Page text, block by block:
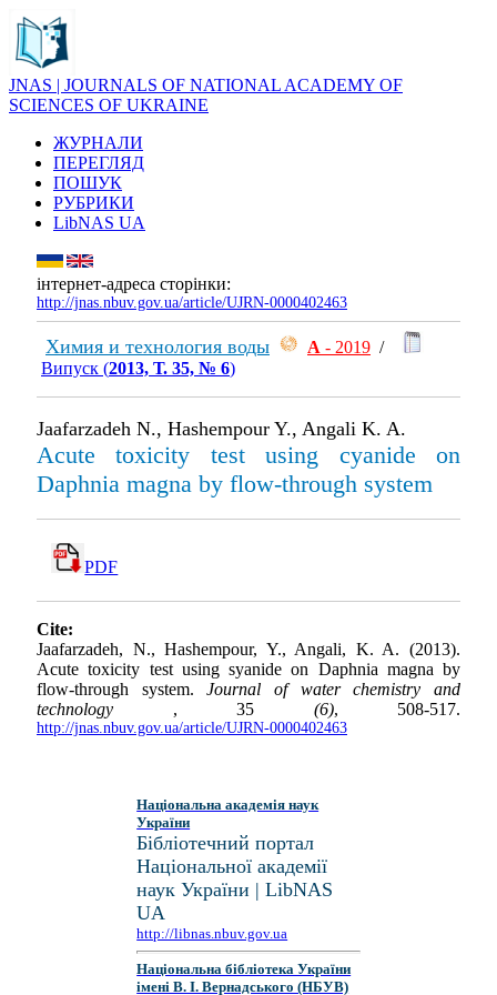
JNAS | JOURNALS OF NATIONAL ACADEMY OF
SCIENCES OF UKRAINE
ЖУРНАЛИ
ПЕРЕГЛЯД
ПОШУК
РУБРИКИ
LibNAS UA
інтернет-адреса сторінки:
http://jnas.nbuv.gov.ua/article/UJRN-0000402463
Химия и технология воды А - 2019 /
Випуск (2013, Т. 35, № 6)
Jaafarzadeh N., Hashempour Y., Angali K. A.
Acute toxicity test using сyanide on
Daphnia magna by flow-through system
PDF
Cite:
Jaafarzadeh, N., Hashempour, Y., Angali, K. A. (2013).
Acute toxicity test using syanide on Daphnia magna by
flow-through system.Journal of water chemistry and
technology , 35 (6), 508-517.
http://jnas.nbuv.gov.ua/article/UJRN-0000402463
Національна академія наук
України
Бібліотечний портал
Національної академії
наук України | LibNAS
UA
http://libnas.nbuv.gov.ua
Національна бібліотека України
імені В. І. Вернадського (НБУВ)